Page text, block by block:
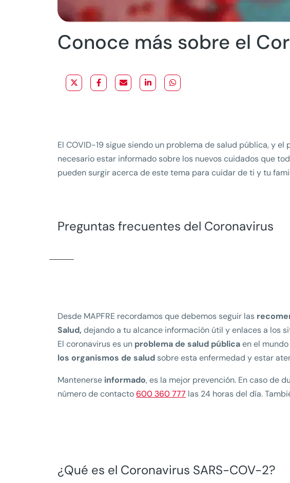
Conoce más sobre el
El COVID-19 sigue siendo un problema de salud pública, y
necesario estar informado sobre los nuevos cuidados que
pueden surgir acerca de este tema para cuidar de ti y tu
Preguntas frecuentes del Coronavirus
Desde MAPFRE recordamos que debemos seguir las
Salud, dejando a tu alcance información útil y enlaces a los
El coronavirus es un problema de salud públicaen el
los organismos de salud sobre esta enfermedad y estar
Mantenerse informado, es la mejor prevención. En caso de
número de contacto600 360 777 las 24 horas del día.
¿Qué es el Coronavirus SARS-COV-2?